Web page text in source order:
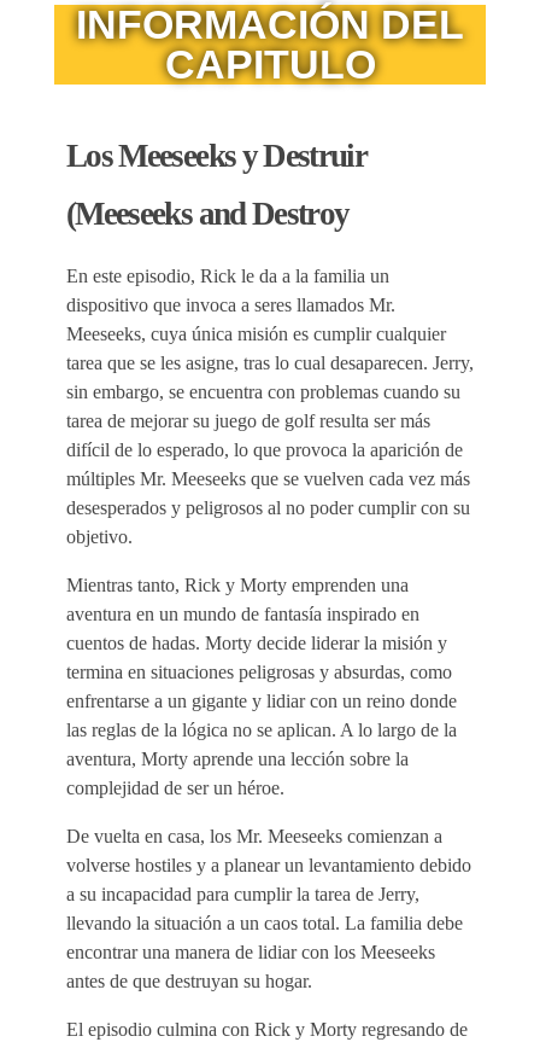
INFORMACIÓN DEL
CAPITULO
Los Meeseeks y Destruir
(Meeseeks and Destroy
En este episodio, Rick le da a la familia un
dispositivo que invoca a seres llamados Mr.
Meeseeks, cuya única misión es cumplir cualquier
tarea que se les asigne, tras lo cual desaparecen. Jerry,
sin embargo, se encuentra con problemas cuando su
tarea de mejorar su juego de golf resulta ser más
difícil de lo esperado, lo que provoca la aparición de
múltiples Mr. Meeseeks que se vuelven cada vez más
desesperados y peligrosos al no poder cumplir con su
objetivo.
Mientras tanto, Rick y Morty emprenden una
aventura en un mundo de fantasía inspirado en
cuentos de hadas. Morty decide liderar la misión y
termina en situaciones peligrosas y absurdas, como
enfrentarse a un gigante y lidiar con un reino donde
las reglas de la lógica no se aplican. A lo largo de la
aventura, Morty aprende una lección sobre la
complejidad de ser un héroe.
De vuelta en casa, los Mr. Meeseeks comienzan a
volverse hostiles y a planear un levantamiento debido
a su incapacidad para cumplir la tarea de Jerry,
llevando la situación a un caos total. La familia debe
encontrar una manera de lidiar con los Meeseeks
antes de que destruyan su hogar.
El episodio culmina con Rick y Morty regresando de